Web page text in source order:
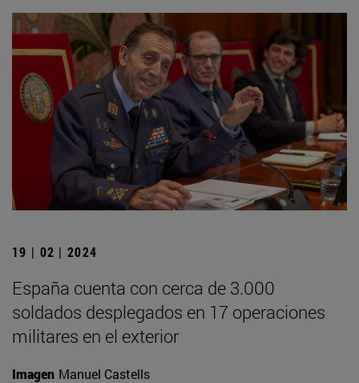
19 | 02 | 2024
España cuenta con cerca de 3.000
soldados desplegados en 17 operaciones
militares en el exterior
Imagen Manuel Castells